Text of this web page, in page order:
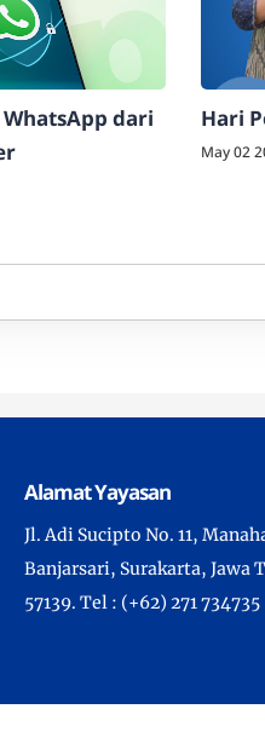
dari
Hari
May 02
Alamat Yayasan
Jl. Adi Sucipto No. 11,
Banjarsari, Surakarta, Jawa
57139. Tel : (+62) 271 734735